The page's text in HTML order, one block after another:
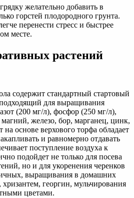
желательно добавить в
горстей плодородного грунта.
перенести стресс и быстрее
месте.
растений
содержит стандартный стартовый
для выращивания
(200 мг/л), фосфор (250 мг/л),
железо, бор, марганец, цинк,
основе верхового торфа обладает
и равномерно отдавать
поступление воздуха к
подойдет не только для посева
но и для укоренения черенков
выращивания в домашних
георгин, мульчирования
цветами.